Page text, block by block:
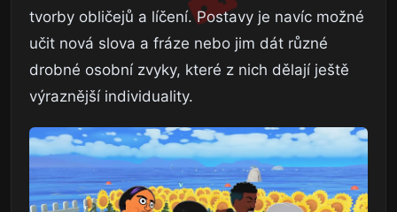
tvorby obličejů a líčení. Postavy je navíc možné
učit nová slova a fráze nebo jim dát různé
drobné osobní zvyky, které z nich dělají ještě
výraznější individuality.